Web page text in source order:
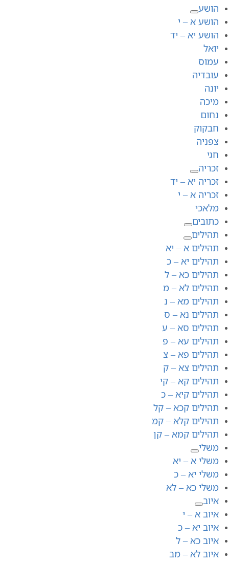
הושע
הושע א – י
הושע יא – יד
יואל
עמוס
עובדיה
יונה
מיכה
נחום
חבקוק
צפניה
חגי
זכריה
זכריה יא – יד
זכריה א – י
מלאכי
כתובים
תהילים
תהילים א – יא
תהילים יא – כ
תהילים כא – ל
תהילים לא – מ
תהילים מא – נ
תהילים נא – ס
תהילים סא – ע
תהילים עא – פ
תהילים פא – צ
תהילים צא – ק
תהילים קא – קי
תהילים קיא – כ
תהילים קכא – קל
תהילים קלא – קמ
תהילים קמא – קן
משלי
משלי א – יא
משלי יא – כ
משלי כא – לא
איוב
איוב א – י
איוב יא – כ
איוב כא – ל
איוב לא – מב